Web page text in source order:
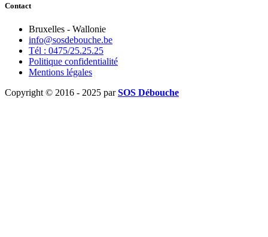
Contact
Bruxelles - Wallonie
info@sosdebouche.be
Tél : 0475/25.25.25
Politique confidentialité
Mentions légales
Copyright © 2016 - 2025 parSOS Débouche